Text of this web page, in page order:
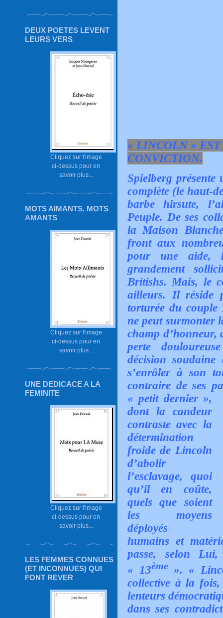
DEUX POETES LEVENT
LEURS VERS
Cliquez sur l'image
ci-dessus pour en
savoir plus...
MOTS AIMANTS, MOTS
AMANTS
Cliquez sur l'image
ci-dessus pour en
savoir plus...
UNE DEDICACE A LA
FEMINITE
Cliquez sur l'image
ci-dessus pour en
savoir plus...
LES FEMMES CONNUES
(ET INCONNUES) QUI
FONT REVER
« LINCOLN »
CONVICTION.
Spielberg
complète (le haut-
barbe hirsute,
Peuple. De ses
la Maison
front aux
pour une aide,
grandement
Britishs. Mais, le
ailleurs. Il réside
torturée du
ne peut surmonter
champ d’honneur,
perte
décision
s’enrôler à son
contraire de ses
« petit dernier »,
dont la candeur
contraste avec la
détermination
froide de Lincoln
d’abolir
l’esclavage, quoi
qu’il en coûte,
quels que soient
les moyens
déployés
humains et
passe, selon
« 13ème». «
collective à la fois,
lenteurs
dans ses